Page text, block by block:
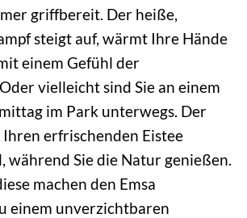
griffbereit. Der heiße,
steigt auf, wärmt Ihre Hände
einem Gefühl der
vielleicht sind Sie an einem
im Park unterwegs. Der
erfrischenden Eistee
während Sie die Natur genießen.
machen den Emsa
einem unverzichtbaren